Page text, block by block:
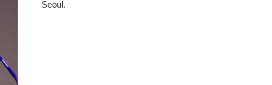
Seoul.